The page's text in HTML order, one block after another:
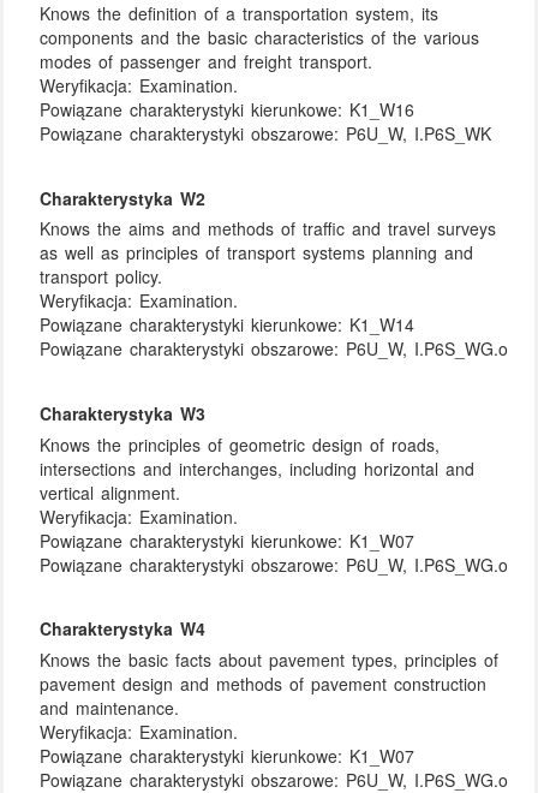
Knows the definition of a transportation system, its
components and the basic characteristics of the various
modes of passenger and freight transport.
Weryfikacja: Examination.
Powiązane charakterystyki kierunkowe: K1_W16
Powiązane charakterystyki obszarowe: P6U_W, I.P6S_WK
Charakterystyka W2
Knows the aims and methods of traffic and travel surveys
as well as principles of transport systems planning and
transport policy.
Weryfikacja: Examination.
Powiązane charakterystyki kierunkowe: K1_W14
Powiązane charakterystyki obszarowe: P6U_W, I.P6S_WG.o
Charakterystyka W3
Knows the principles of geometric design of roads,
intersections and interchanges, including horizontal and
vertical alignment.
Weryfikacja: Examination.
Powiązane charakterystyki kierunkowe: K1_W07
Powiązane charakterystyki obszarowe: P6U_W, I.P6S_WG.o
Charakterystyka W4
Knows the basic facts about pavement types, principles of
pavement design and methods of pavement construction
and maintenance.
Weryfikacja: Examination.
Powiązane charakterystyki kierunkowe: K1_W07
Powiązane charakterystyki obszarowe: P6U_W, I.P6S_WG.o